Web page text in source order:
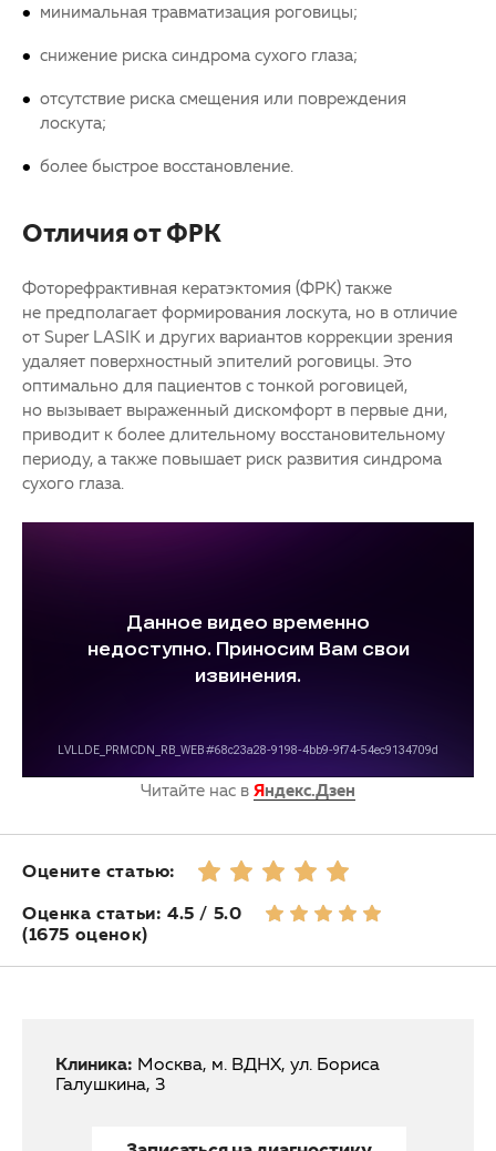
минимальная травматизация роговицы;
снижение риска синдрома сухого глаза;
отсутствие риска смещения или повреждения
лоскута;
более быстрое восстановление.
Отличия от ФРК
Фоторефрактивная кератэктомия (ФРК) также
не предполагает формирования лоскута, но в отличие
от Super LASIK и других вариантов коррекции зрения
удаляет поверхностный эпителий роговицы. Это
оптимально для пациентов с тонкой роговицей,
но вызывает выраженный дискомфорт в первые дни,
приводит к более длительному восстановительному
периоду, а также повышает риск развития синдрома
сухого глаза.
Читайте нас в Яндекс.Дзен
Оцените статью:
Оценка статьи: 4.5 / 5.0
(1675 оценок)
Клиника: Москва, м. ВДНХ, ул. Бориса
Галушкина, 3